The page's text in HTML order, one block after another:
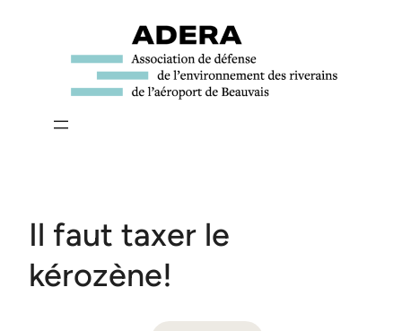
Il faut taxer le
kérozène!